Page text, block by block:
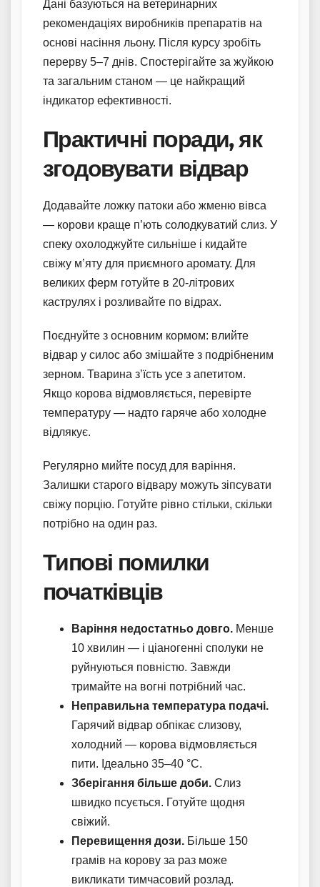
Дані базуються на ветеринарних
рекомендаціях виробників препаратів на
основі насіння льону. Після курсу зробіть
перерву 5–7 днів. Спостерігайте за жуйкою
та загальним станом — це найкращий
індикатор ефективності.
Практичні поради, як
згодовувати відвар
Додавайте ложку патоки або жменю вівса
— корови краще п’ють солодкуватий слиз. У
спеку охолоджуйте сильніше і кидайте
свіжу м’яту для приємного аромату. Для
великих ферм готуйте в 20-літрових
каструлях і розливайте по відрах.
Поєднуйте з основним кормом: влийте
відвар у силос або змішайте з подрібненим
зерном. Тварина з’їсть усе з апетитом.
Якщо корова відмовляється, перевірте
температуру — надто гаряче або холодне
відлякує.
Регулярно мийте посуд для варіння.
Залишки старого відвару можуть зіпсувати
свіжу порцію. Готуйте рівно стільки, скільки
потрібно на один раз.
Типові помилки
початківців
Варіння недостатньо довго. Менше
10 хвилин — і ціаногенні сполуки не
руйнуються повністю. Завжди
тримайте на вогні потрібний час.
Неправильна температура подачі.
Гарячий відвар обпікає слизову,
холодний — корова відмовляється
пити. Ідеально 35–40 °C.
Зберігання більше доби. Слиз
швидко псується. Готуйте щодня
свіжий.
Перевищення дози. Більше 150
грамів на корову за раз може
викликати тимчасовий розлад.